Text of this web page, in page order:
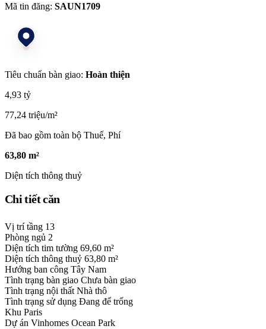
Mã tin đăng: SAUN1709
Tiêu chuẩn bàn giao: Hoàn thiện
4,93 tỷ
77,24 triệu/m²
Đã bao gồm toàn bộ Thuế, Phí
63,80 m²
Diện tích thông thuỷ
Chi tiết căn
Vị trí tầng 13
Phòng ngủ 2
Diện tích tim tường 69,60 m²
Diện tích thông thuỷ 63,80 m²
Hướng ban công Tây Nam
Tình trạng bàn giao Chưa bàn giao
Tình trạng nội thất Nhà thô
Tình trạng sử dụng Đang để trống
Khu Paris
Dự án Vinhomes Ocean Park